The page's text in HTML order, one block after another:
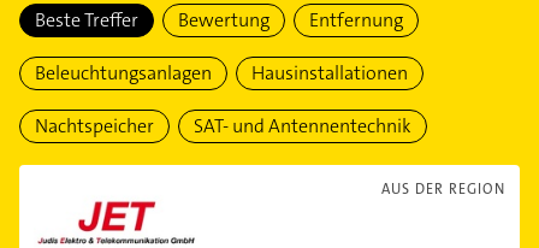
Beste Treffer Bewertung Entfernung
Beleuchtungsanlagen Hausinstallationen
Nachtspeicher SAT- und Antennentechnik
AUS DER REGION